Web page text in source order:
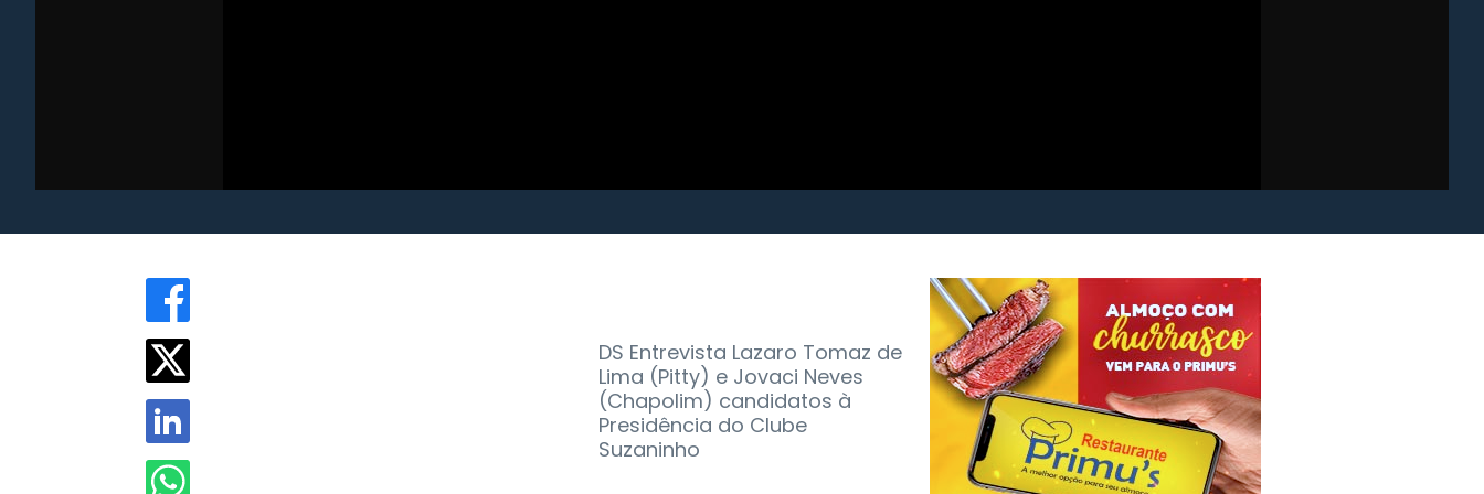
DS Entrevista Lazaro Tomaz de
Lima (Pitty) e Jovaci Neves
(Chapolim) candidatos à
Presidência do Clube
Suzaninho